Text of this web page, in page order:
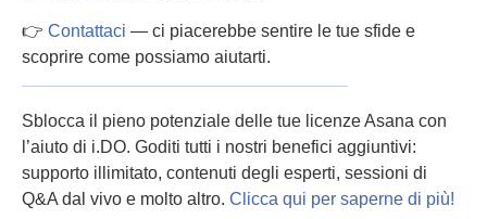
👉 Contattaci — ci piacerebbe sentire le tue sfide e
scoprire come possiamo aiutarti.
Sblocca il pieno potenziale delle tue licenze Asana con
l’aiuto di i.DO. Goditi tutti i nostri benefici aggiuntivi:
supporto illimitato, contenuti degli esperti, sessioni di
Q&A dal vivo e molto altro. Clicca qui per saperne di più!